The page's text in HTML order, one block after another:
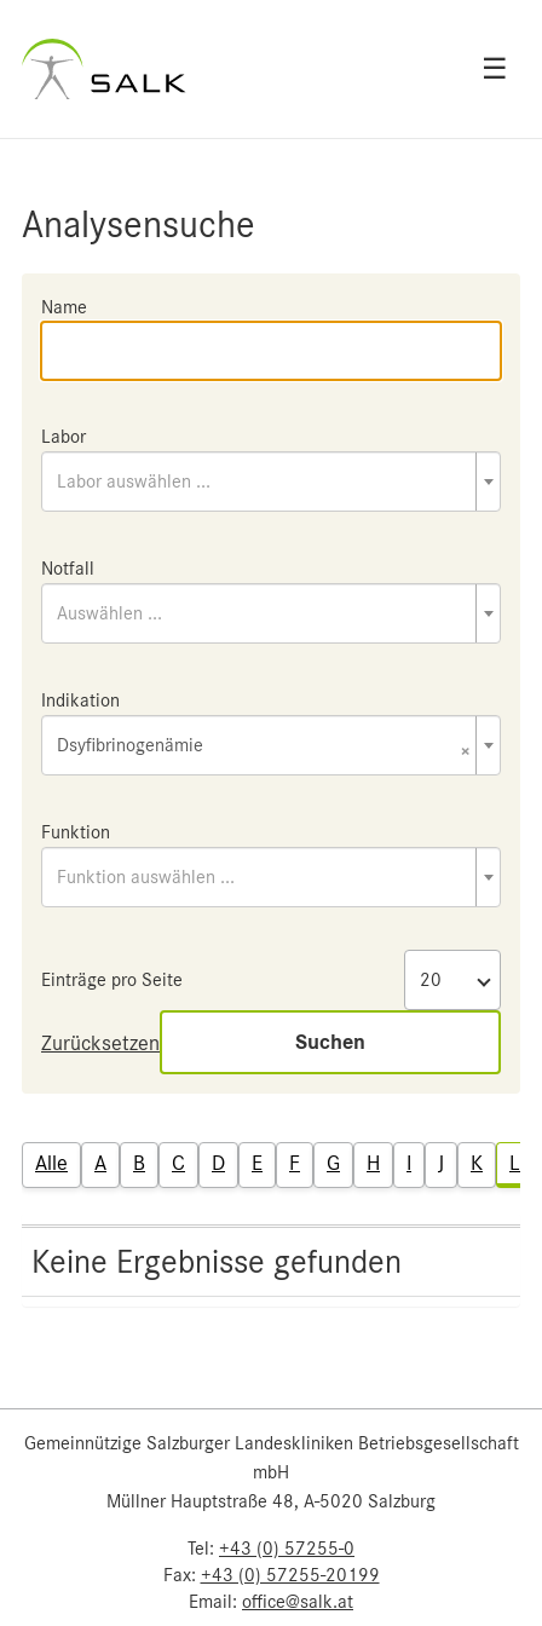
☰
Analysensuche
Name
Labor
Labor auswählen ...
Notfall
Auswählen ...
Indikation
×
Dsyfibrinogenämie
Funktion
Funktion auswählen ...
Einträge pro Seite
Zurücksetzen Suchen
Alle A B C D E F G H I J K L
Keine Ergebnisse gefunden
Gemeinnützige Salzburger Landeskliniken Betriebsgesellschaft
mbH
Müllner Hauptstraße 48, A-5020 Salzburg
Tel: +43 (0) 57255-0
Fax: +43 (0) 57255-20199
Email: office@salk.at